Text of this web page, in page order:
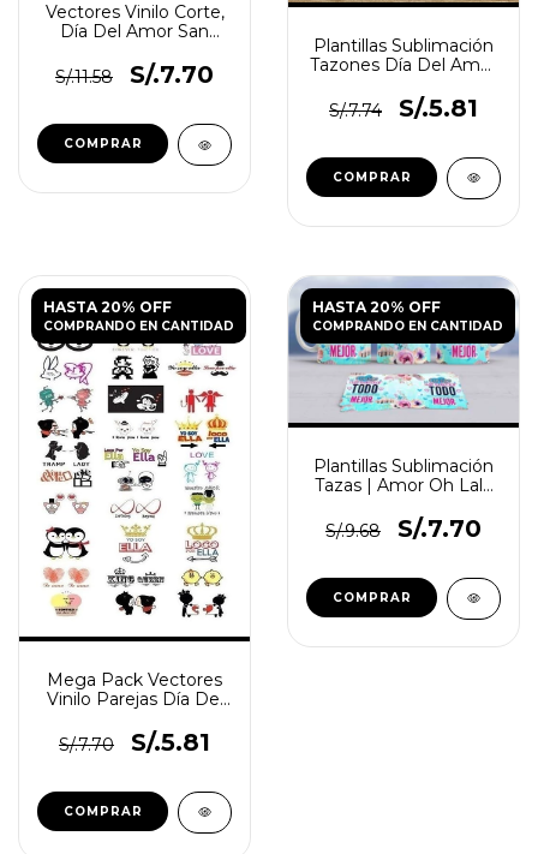
Vectores Vinilo Corte,
Día Del Amor San
S/.11.58
S/.7.70
Plantillas Sublimación
Tazones Día Del Amor
S/.7.74
S/.5.81
HASTA 20% OFF
COMPRANDO EN CANTIDAD
Mega Pack Vectores
Vinilo Parejas Día Del
S/.7.70
S/.5.81
HASTA 20% OFF
COMPRANDO EN CANTIDAD
Plantillas Sublimación
Tazas | Amor Oh Lalá
S/.9.68
S/.7.70